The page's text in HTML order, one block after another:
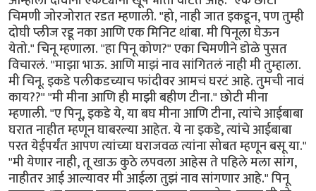
चिमणी जोरजोरात रडत म्हणाली. "हो, नाही जात इकडून, पण तुम्ही
दोघी प्लीज रडू नका आणि एक मिनिट थांबा. मी पिनूला घेऊन
येतो." चिनू म्हणाला. "हा पिनू कोण?" एका चिमणीने डोळे पुसत
विचारलं. "माझा भाऊ. आणि माझं नाव सांगितलं नाही मी तुम्हाला.
मी चिनू. इकडे पलीकडच्याच फांदीवर आमचं घरटं आहे. तुमची नावं
काय??" "मी मीना आणि ही माझी बहीण टीना." छोटी मीना
म्हणाली. "ए पिनू, इकडे ये, या बघ मीना आणि टीना, त्यांचे आईबाबा
घरात नाहीत म्हणून घाबरल्या आहेत. ये ना इकडे, त्यांचे आईबाबा
परत येईपर्यंत आपण त्यांच्या घराजवळ त्यांना सोबत म्हणून बसू या."
"मी येणार नाही, तू खाऊ कुठे लपवला आहेस ते पहिले मला सांग,
नाहीतर आई आल्यावर मी आईला तुझं नाव सांगणार आहे." पिनू